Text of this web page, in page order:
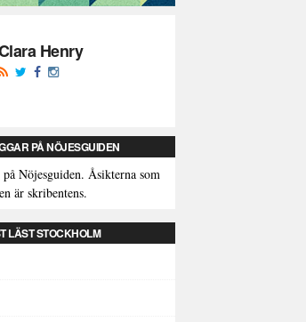
Henry
PÅ NÖJESGUIDEN
Nöjesguiden. Åsikterna som
är skribentens.
LÄST STOCKHOLM